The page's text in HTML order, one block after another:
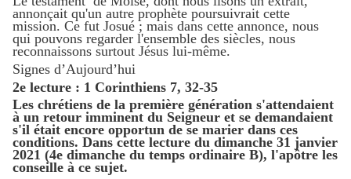
annonçait qu'un autre prophète poursuivrait cette
mission. Ce fut Josué ; mais dans cette annonce, nous
qui pouvons regarder l'ensemble des siècles, nous
reconnaissons surtout Jésus lui-même.
Signes d’Aujourd’hui
2e lecture : 1 Corinthiens 7, 32-35
Les chrétiens de la première génération s'attendaient
à un retour imminent du Seigneur et se demandaient
s'il était encore opportun de se marier dans ces
conditions. Dans cette lecture du dimanche 31 janvier
2021 (4e dimanche du temps ordinaire B), l'apôtre les
conseille à ce sujet.